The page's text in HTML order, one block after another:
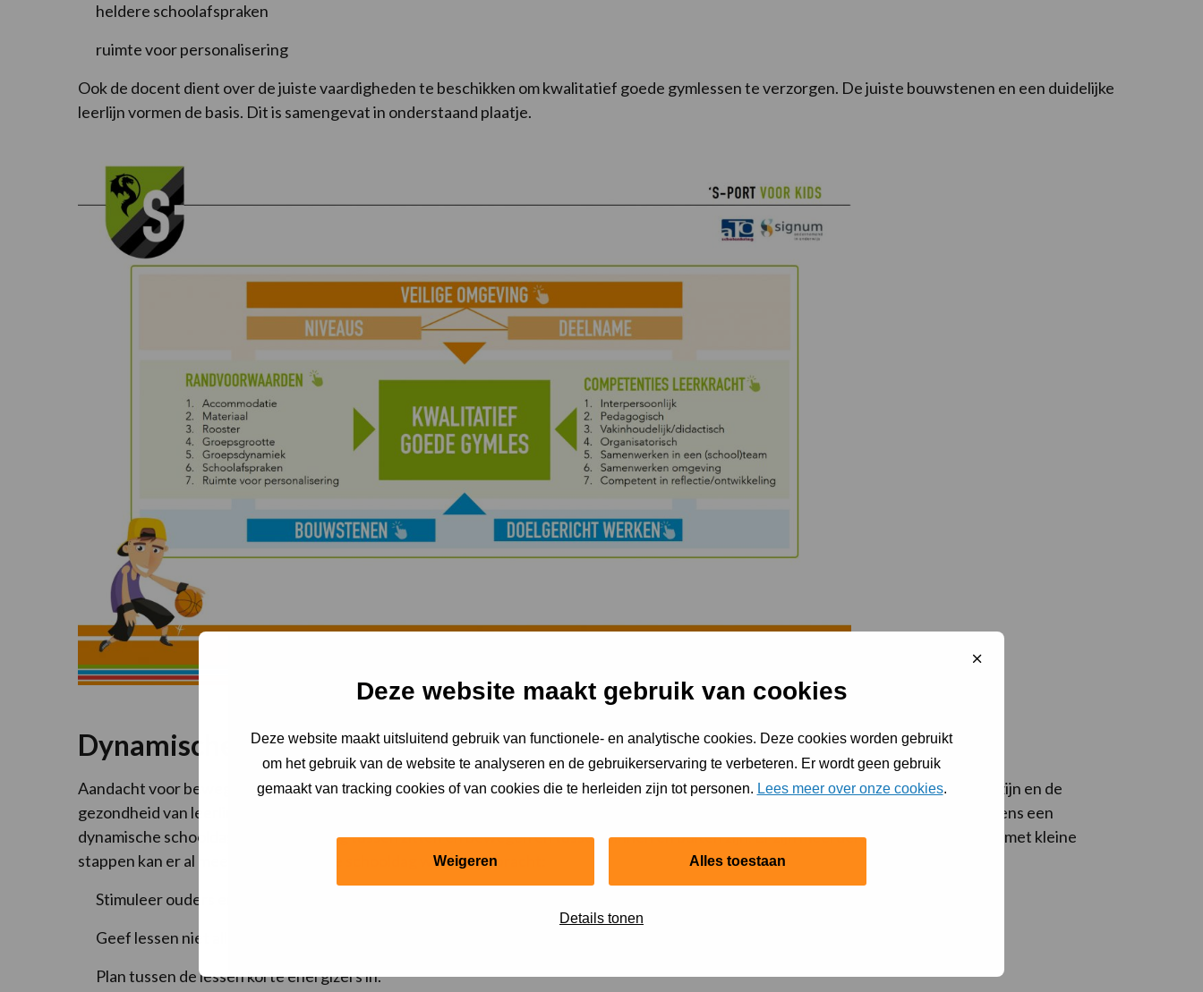
Deze website maakt gebruik van cookies
Deze website maakt uitsluitend gebruik van functionele- en analytische cookies. Deze cookies worden gebruikt
om het gebruik van de website te analyseren en de gebruikerservaring te verbeteren. Er wordt geen gebruik
gemaakt van tracking cookies of van cookies die te herleiden zijn tot personen. Lees meer over onze cookies.
Weigeren Alles toestaan
Details tonen
Sluit
heldere schoolafspraken
ruimte voor personalisering
Ook de docent dient over de juiste vaardigheden te beschikken om kwalitatief goede gymlessen te verzorgen. De juiste bouwstenen en een duidelijke
leerlijn vormen de basis. Dit is samengevat in onderstaand plaatje.
Dynamische schooldag
Aandacht voor beweging houdt niet op bij de gymlessen. De dynamische schooldag kan een waardevolle bijdrage leveren aan het welzijn en de
gezondheid van leerlingen. Hoewel er buitenspeelpauzes zijn, zitten kinderen nog veel te veel tijdens een traditionele schooldag. Tijdens een
dynamische schooldag is er afwisseling tussen zitten en bewegen en tussen binnen en buiten zijn. Er zijn meerdere bouwstenen, maar met kleine
stappen kan er al meer beweging in de schooldag worden gebracht:
Stimuleer ouders en kinderen (en leerkrachten) om lopend of op de fiets naar school te komen.
Geef lessen niet alleen in het leslokaal, maar ook buiten.
Plan tussen de lessen korte energizers in.